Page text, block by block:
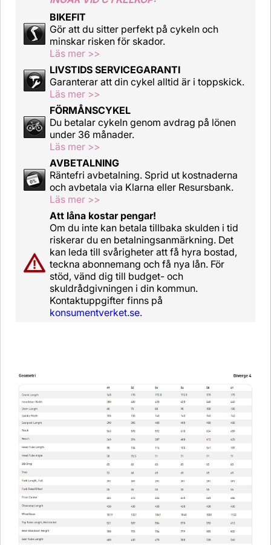
BIKEFIT
Gör att du sitter perfekt på cykeln och
minskar risken för skador.
Läs mer >>
LIVSTIDS SERVICEGARANTI
Garanterar att din cykel alltid är i toppskick.
Läs mer >>
FÖRMÅNSCYKEL
Du betalar cykeln genom avdrag på lönen
under 36 månader.
Läs mer >>
AVBETALNING
Räntefri avbetalning. Sprid ut kostnaderna
och avbetala via Klarna eller Resursbank.
Läs mer >>
Att låna kostar pengar!
Om du inte kan betala tillbaka skulden i tid
riskerar du en betalningsanmärkning. Det
kan leda till svårigheter att få hyra bostad,
teckna abonnemang och få nya lån. För
stöd, vänd dig till budget- och
skuldrådgivningen i din kommun.
Kontaktuppgifter finns på
konsumentverket.se.